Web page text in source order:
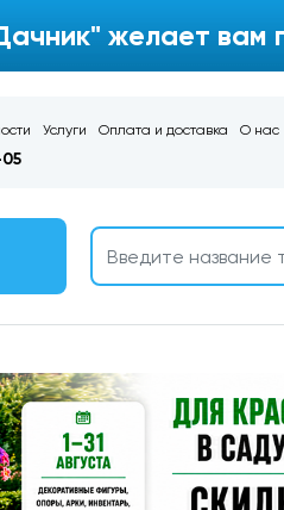
желает вам
Услуги Оплата и доставка О нас